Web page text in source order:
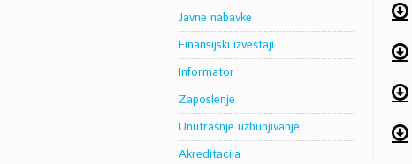
Javne nabavke
Finansijski izveštaji
Informator
Zaposlenje
Unutrašnje uzbunjivanje
Akreditacija